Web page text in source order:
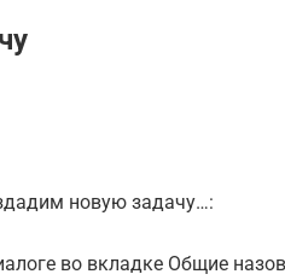
новую задачу…:
во вкладке Общие